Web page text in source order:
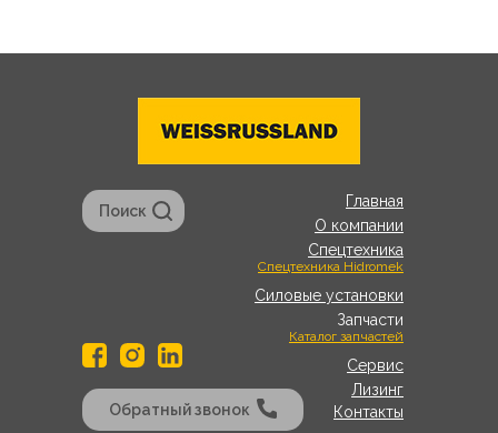
Главная
О компании
Спецтехника
Силовые установки
Запчасти
Сервис
Лизинг
Контакты
Поиск
Обратный звонок
Каталог запчастей
Спецтехника Hidromek